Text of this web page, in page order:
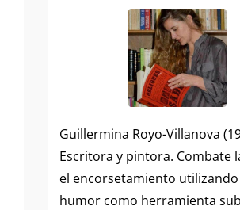
Guillermina Royo-Villanova
Escritora y pintora. Combate
el encorsetamiento utilizando
humor como herramienta